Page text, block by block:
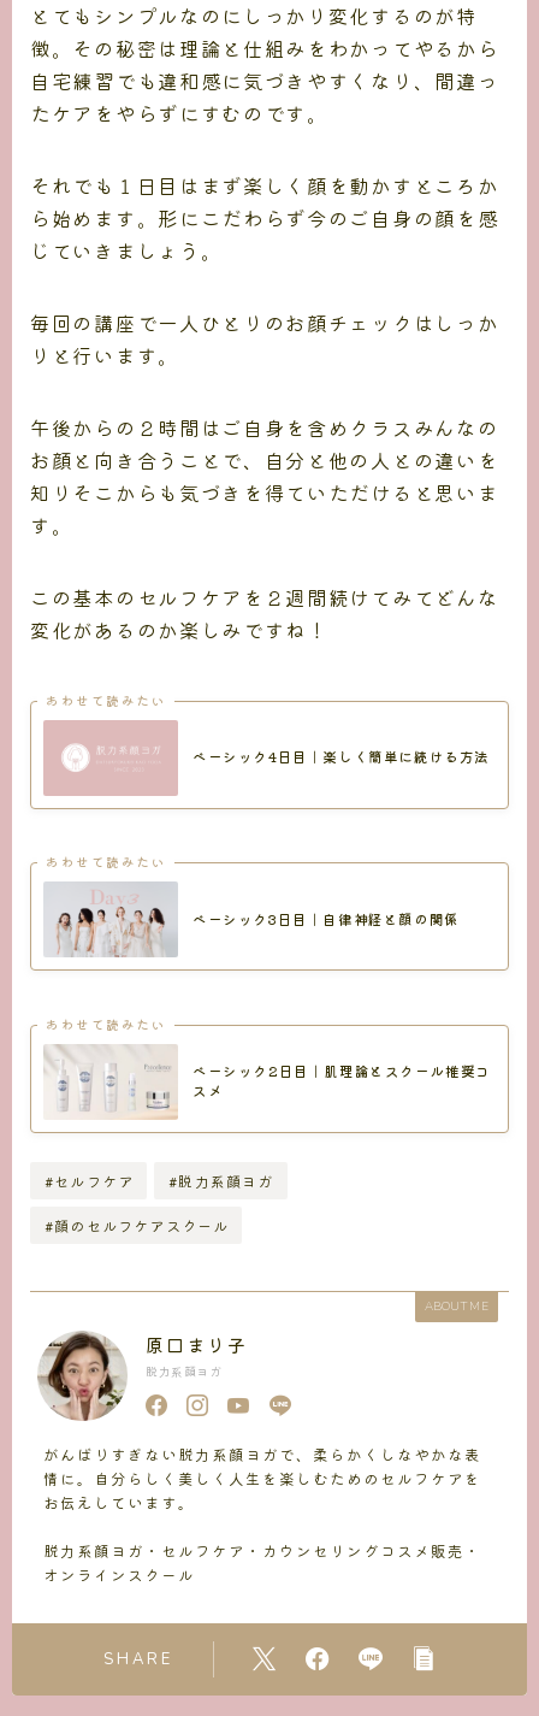
とてもシンプルなのにしっかり変化するのが特
徴。その秘密は理論と仕組みをわかってやるから
自宅練習でも違和感に気づきやすくなり、間違っ
たケアをやらずにすむのです。
それでも１日目はまず楽しく顔を動かすところか
ら始めます。形にこだわらず今のご自身の顔を感
じていきましょう。
毎回の講座で一人ひとりのお顔チェックはしっか
りと行います。
午後からの２時間はご自身を含めクラスみんなの
お顔と向き合うことで、自分と他の人との違いを
知りそこからも気づきを得ていただけると思いま
す。
この基本のセルフケアを２週間続けてみてどんな
変化があるのか楽しみですね！
あわせて読みたい
ベーシック4日目｜楽しく簡単に続ける方法
あわせて読みたい
ベーシック3日目｜自律神経と顔の関係
あわせて読みたい
ベーシック2日目｜肌理論とスクール推奨コ
スメ
#セルフケア #脱力系顔ヨガ
#顔のセルフケアスクール
ABOUT ME
原口まり子
脱力系顔ヨガ
がんばりすぎない脱力系顔ヨガで、柔らかくしなやかな表
情に。自分らしく美しく人生を楽しむためのセルフケアを
お伝えしています。
脱力系顔ヨガ・セルフケア・カウンセリングコスメ販売・
オンラインスクール
SHARE